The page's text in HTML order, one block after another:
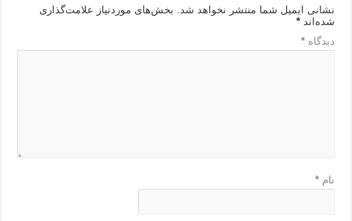
نشانی ایمیل شما منتشر نخواهد شد.
بخش‌های موردنیاز علامت‌گذاری
شده‌اند*
دیدگاه*
نام*